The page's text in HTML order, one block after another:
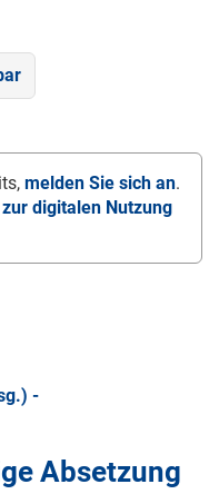
melden Sie sich an.
zur digitalen Nutzung
-
Absetzung